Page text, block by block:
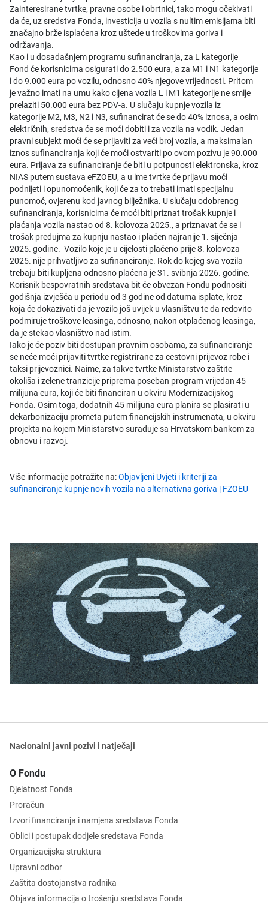
Zainteresirane tvrtke, pravne osobe i obrtnici, tako mogu očekivati
da će, uz sredstva Fonda, investicija u vozila s nultim emisijama biti
značajno brže isplaćena kroz uštede u troškovima goriva i
održavanja.
Kao i u dosadašnjem programu sufinanciranja, za L kategorije
Fond će korisnicima osigurati do 2.500 eura, a za M1 i N1 kategorije
i do 9.000 eura po vozilu, odnosno 40% njegove vrijednosti. Pritom
je važno imati na umu kako cijena vozila L i M1 kategorije ne smije
prelaziti 50.000 eura bez PDV-a. U slučaju kupnje vozila iz
kategorije M2, M3, N2 i N3, sufinancirat će se do 40% iznosa, a osim
električnih, sredstva će se moći dobiti i za vozila na vodik. Jedan
pravni subjekt moći će se prijaviti za veći broj vozila, a maksimalan
iznos sufinanciranja koji će moći ostvariti po ovom pozivu je 90.000
eura. Prijava za sufinanciranje će biti u potpunosti elektronska, kroz
NIAS putem sustava eFZOEU, a u ime tvrtke će prijavu moći
podnijeti i opunomoćenik, koji će za to trebati imati specijalnu
punomoć, ovjerenu kod javnog bilježnika. U slučaju odobrenog
sufinanciranja, korisnicima će moći biti priznat trošak kupnje i
plaćanja vozila nastao od 8. kolovoza 2025., a priznavat će se i
trošak predujma za kupnju nastao i plaćen najranije 1. siječnja
2025. godine. Vozilo koje je u cijelosti plaćeno prije 8. kolovoza
2025. nije prihvatljivo za sufinanciranje. Rok do kojeg sva vozila
trebaju biti kupljena odnosno plaćena je 31. svibnja 2026. godine.
Korisnik bespovratnih sredstava bit će obvezan Fondu podnositi
godišnja izvješća u periodu od 3 godine od datuma isplate, kroz
koja će dokazivati da je vozilo još uvijek u vlasništvu te da redovito
podmiruje troškove leasinga, odnosno, nakon otplaćenog leasinga,
da je stekao vlasništvo nad istim.
Iako je će poziv biti dostupan pravnim osobama, za sufinanciranje
se neće moći prijaviti tvrtke registrirane za cestovni prijevoz robe i
taksi prijevoznici. Naime, za takve tvrtke Ministarstvo zaštite
okoliša i zelene tranzicije priprema poseban program vrijedan 45
milijuna eura, koji će biti financiran u okviru Modernizacijskog
Fonda. Osim toga, dodatnih 45 milijuna eura planira se plasirati u
dekarbonizaciju prometa putem financijskih instrumenata, u okviru
projekta na kojem Ministarstvo surađuje sa Hrvatskom bankom za
obnovu i razvoj.
Više informacije potražite na:Objavljeni Uvjeti i kriteriji za
sufinanciranje kupnje novih vozila na alternativna goriva | FZOEU
Nacionalni javni pozivi i natječaji
O Fondu
Djelatnost Fonda
Proračun
Izvori financiranja i namjena sredstava Fonda
Oblici i postupak dodjele sredstava Fonda
Organizacijska struktura
Upravni odbor
Zaštita dostojanstva radnika
Objava informacija o trošenju sredstava Fonda